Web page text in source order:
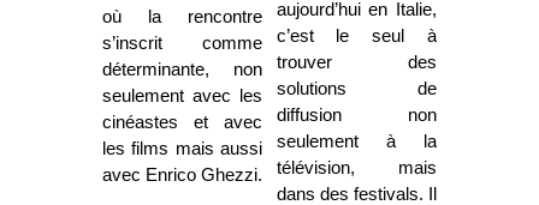
où la rencontre
s’inscrit comme
déterminante, non
seulement avec les
cinéastes et avec
les films mais aussi
avec Enrico Ghezzi.
aujourd’hui en Italie,
c’est le seul à
trouver des
solutions de
diffusion non
seulement à la
télévision, mais
dans des festivals. Il